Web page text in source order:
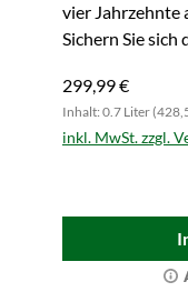
vier Jahrzehnte
Sichern Sie sich
299,99 €
Inhalt: 0.7 Liter
inkl. MwSt. zzgl.